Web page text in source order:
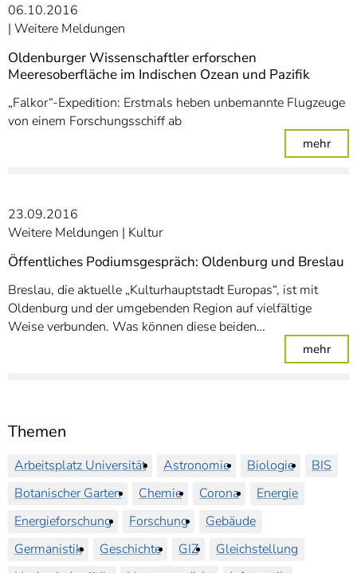
Themen
Arbeitsplatz Universität Astronomie Biologie
BIS
Botanischer Garten
Chemie Corona
Energie
Energieforschung
Forschung
Gebäude
Germanistik
Geschichte GIZ
Gleichstellung
06.10.2016
Weitere Meldungen
Oldenburger Wissenschaftler erforschen
Meeresoberfläche im Indischen Ozean und Pazifik
„Falkor“-Expedition: Erstmals heben unbemannte Flugzeuge
von einem Forschungsschiff ab
mehr:
23.09.2016
Weitere Meldungen
Kultur
Öffentliches Podiumsgespräch: Oldenburg und Breslau
Breslau, die aktuelle „Kulturhauptstadt Europas“, ist mit
Oldenburg und der umgebenden Region auf vielfältige
Weise verbunden. Was können diese beiden…
mehr: